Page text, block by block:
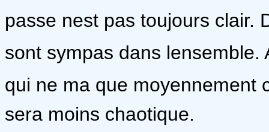
passe nest pas toujours
sont sympas dans
qui ne ma que moyennement
sera moins chaotique.